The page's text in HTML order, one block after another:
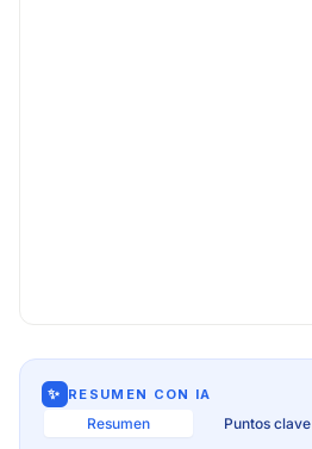
✨ RESUMEN CON IA
Resumen Puntos clave